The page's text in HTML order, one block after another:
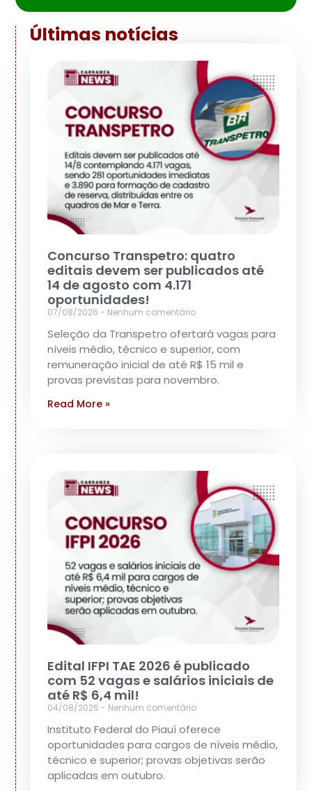
Últimas notícias
Concurso Transpetro: quatro
editais devem ser publicados até
14 de agosto com 4.171
oportunidades!
07/08/2026 Nenhum comentário
Seleção da Transpetro ofertará vagas para
níveis médio, técnico e superior, com
remuneração inicial de até R$ 15 mil e
provas previstas para novembro.
Read More »
Edital IFPI TAE 2026 é publicado
com 52 vagas e salários iniciais de
até R$ 6,4 mil!
04/08/2026 Nenhum comentário
Instituto Federal do Piauí oferece
oportunidades para cargos de níveis médio,
técnico e superior; provas objetivas serão
aplicadas em outubro.